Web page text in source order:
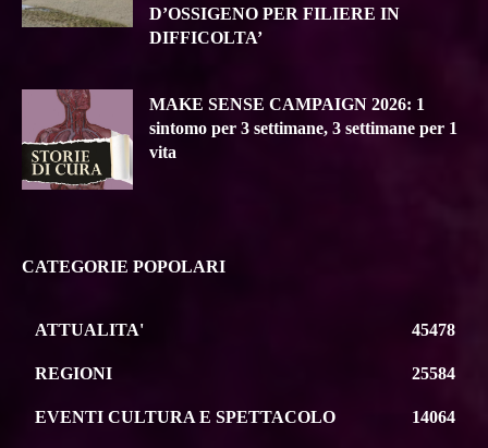
D’OSSIGENO PER FILIERE IN
DIFFICOLTA’
MAKE SENSE CAMPAIGN 2026: 1
sintomo per 3 settimane, 3 settimane per 1
vita
CATEGORIE POPOLARI
ATTUALITA' 45478
REGIONI 25584
EVENTI CULTURA E SPETTACOLO 14064